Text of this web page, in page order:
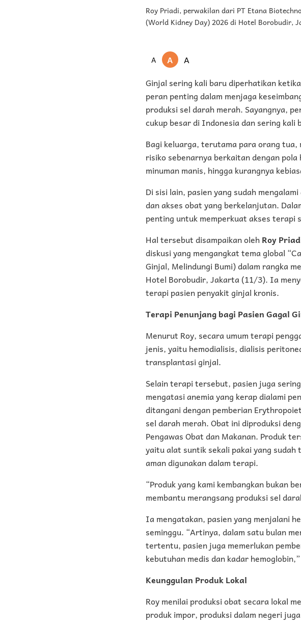
Roy Priadi, perwakilan dari PT Etana
(World Kidney Day) 2026 di Hotel Borobudir,
A A
A
Ginjal sering kali baru diperhatikan
peran penting dalam menjaga
produksi sel darah merah. Sayangnya,
cukup besar di Indonesia dan sering
Bagi keluarga, terutama para orang
risiko sebenarnya berkaitan dengan
minuman manis, hingga kurangnya
Di sisi lain, pasien yang sudah
dan akses obat yang berkelanjutan.
penting untuk memperkuat akses terapi
Hal tersebut disampaikan olehRoy
diskusi yang mengangkat tema global
Ginjal, Melindungi Bumi) dalam rangka
Hotel Borobudir, Jakarta (11/3). Ia
terapi pasien penyakit ginjal kronis.
Terapi Penunjang bagi Pasien Gagal
Menurut Roy, secara umum terapi
jenis, yaitu hemodialisis, dialisis
transplantasi ginjal.
Selain terapi tersebut, pasien juga
mengatasi anemia yang kerap dialami
ditangani dengan pemberian
sel darah merah. Obat ini diproduksi
Pengawas Obat dan Makanan. Produk
yaitu alat suntik sekali pakai yang
aman digunakan dalam terapi.
“Produk yang kami kembangkan bukan
membantu merangsang produksi sel
Ia mengatakan, pasien yang menjalani
seminggu. “Artinya, dalam satu bulan
tertentu, pasien juga memerlukan
kebutuhan medis dan kadar
Keunggulan Produk Lokal
Roy menilai produksi obat secara lokal
produk impor, produksi dalam negeri